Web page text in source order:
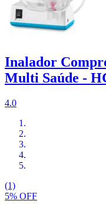
Inalador
Multi Saúde -
4.0
(1)
5% OFF